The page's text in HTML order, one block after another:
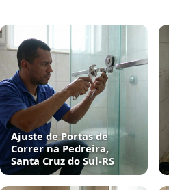
Ajuste de Portas de
Correr na Pedreira,
Santa Cruz do Sul‑RS